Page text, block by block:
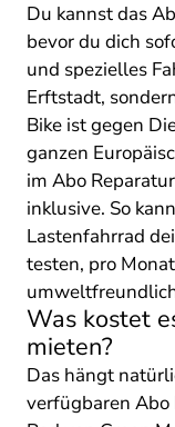
Du kannst das
bevor du dich
und spezielles
Erftstadt,
Bike ist gegen
ganzen
im Abo
inklusive. So
Lastenfahrrad
testen, pro
Was kostet
mieten?
Das hängt
verfügbaren Abo